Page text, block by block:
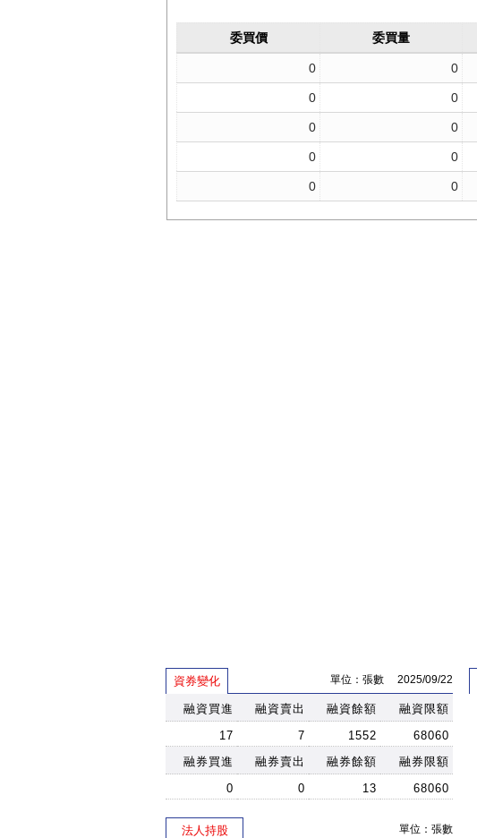
資券變化 單位：張數 2025/09/22
融資買進 融資賣出 融資餘額
融資限額
17
7 1552
68060
融券買進
融券賣出 融券餘額
融券限額
0
0 13 68060
法人持股 單位：張數